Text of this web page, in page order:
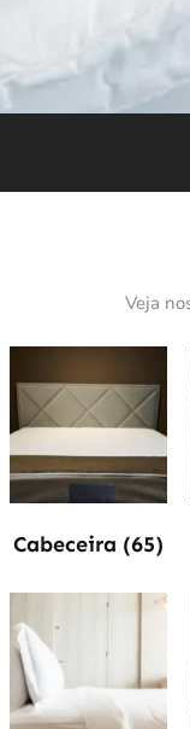
Veja
Cabeceira (65)